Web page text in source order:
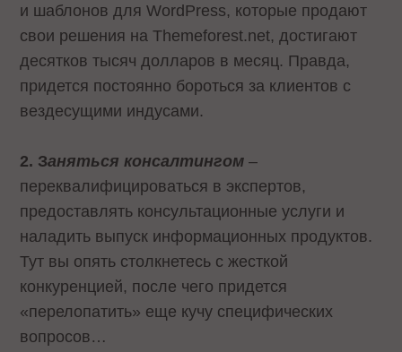
и шаблонов для WordPress, которые продают
свои решения на Themeforest.net, достигают
десятков тысяч долларов в месяц. Правда,
придется постоянно бороться за клиентов с
вездесущими индусами.
2. Заняться консалтингом –
переквалифицироваться в экспертов,
предоставлять консультационные услуги и
наладить выпуск информационных продуктов.
Тут вы опять столкнетесь с жесткой
конкуренцией, после чего придется
«перелопатить» еще кучу специфических
вопросов…